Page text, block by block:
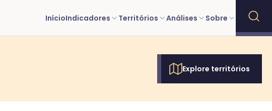
InícioIndicadores Territórios Análises Sobre
Explore territórios